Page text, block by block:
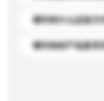
请问有什么运送方
请问你的产品是否